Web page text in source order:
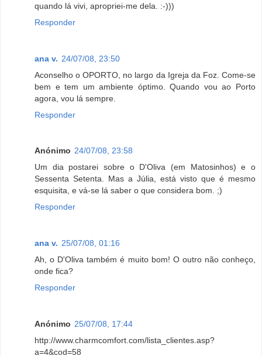
quando lá vivi, apropriei-me dela. :-)))
Responder
ana v. 24/07/08, 23:50
Aconselho o OPORTO, no largo da Igreja da Foz. Come-se
bem e tem um ambiente óptimo. Quando vou ao Porto
agora, vou lá sempre.
Responder
Anónimo 24/07/08, 23:58
Um dia postarei sobre o D'Oliva (em Matosinhos) e o
Sessenta Setenta. Mas a Júlia, está visto que é mesmo
esquisita, e vá-se lá saber o que considera bom. ;)
Responder
ana v. 25/07/08, 01:16
Ah, o D'Oliva também é muito bom! O outro não conheço,
onde fica?
Responder
Anónimo 25/07/08, 17:44
http://www.charmcomfort.com/lista_clientes.asp?
a=4&cod=58